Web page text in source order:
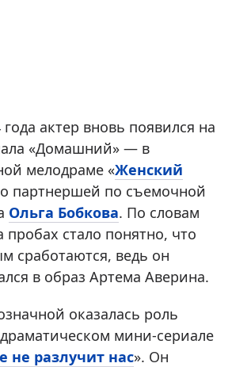
актер вновь появился на
«Домашний» — в
мелодраме «Женский
партнершей по съемочной
Ольга Бобкова. По словам
пробах стало понятно, что
сработаются, ведь он
в образ Артема Аверина.
оказалась роль
мини-сериале
не разлучит нас». Он